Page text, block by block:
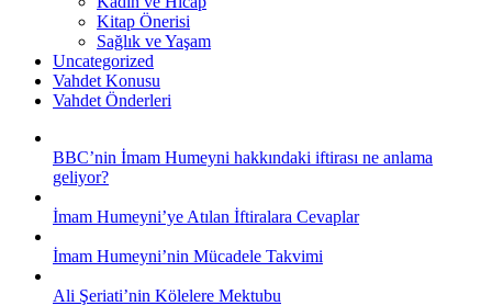
Kitap Önerisi
Sağlık ve Yaşam
Uncategorized
Vahdet Konusu
Vahdet Önderleri
BBC’nin İmam Humeyni hakkındaki iftirası ne anlama
geliyor?
İmam Humeyni’ye Atılan İftiralara Cevaplar
İmam Humeyni’nin Mücadele Takvimi
Ali Şeriati’nin Kölelere Mektubu